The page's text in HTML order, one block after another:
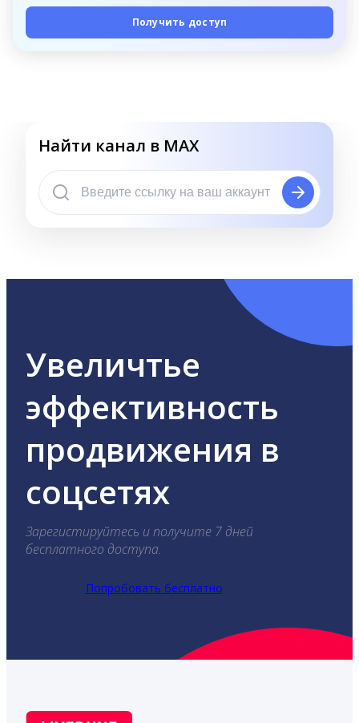
Получить доступ
Найти канал в MAX
Увеличтье
эффективность
продвижения в
соцсетях
Зарегистируйтесь и получите 7 дней
бесплатного доступа.
Попробовать бесплатно